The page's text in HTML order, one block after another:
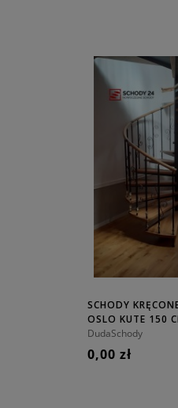
SCHODY
OSLO KUTE 150
CENĘ!
DudaSchody
0,00 zł